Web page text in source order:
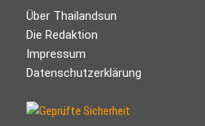
Über Thailandsun
Die Redaktion
Impressum
Datenschutzerklärung